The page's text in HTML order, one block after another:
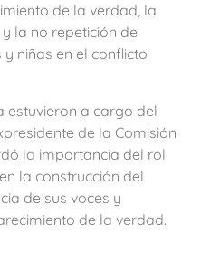
de la verdad, la
la no repetición de
niñas en el conflicto
a cargo del
de la Comisión
la importancia del rol
la construcción del
de sus voces y
de la verdad.